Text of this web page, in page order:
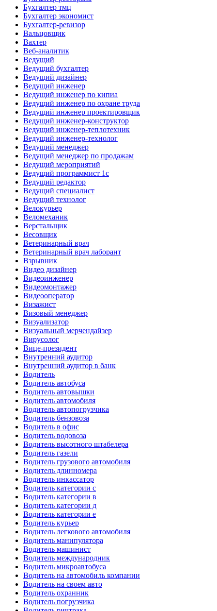
Бухгалтер тмц
Бухгалтер экономист
Бухгалтер-ревизор
Вальцовщик
Вахтер
Веб-аналитик
Ведущий
Ведущий бухгалтер
Ведущий дизайнер
Ведущий инженер
Ведущий инженер по кипиа
Ведущий инженер по охране труда
Ведущий инженер проектировщик
Ведущий инженер-конструктор
Ведущий инженер-теплотехник
Ведущий инженер-технолог
Ведущий менеджер
Ведущий менеджер по продажам
Ведущий мероприятий
Ведущий программист 1с
Ведущий редактор
Ведущий специалист
Ведущий технолог
Велокурьер
Веломеханик
Верстальщик
Весовщик
Ветеринарный врач
Ветеринарный врач лаборант
Взрывник
Видео дизайнер
Видеоинженер
Видеомонтажер
Видеооператор
Визажист
Визовый менеджер
Визуализатор
Визуальный мерчендайзер
Вирусолог
Вице-президент
Внутренний аудитор
Внутренний аудитор в банк
Водитель
Водитель автобуса
Водитель автовышки
Водитель автомобиля
Водитель автопогрузчика
Водитель бензовоза
Водитель в офис
Водитель водовоза
Водитель высотного штабелера
Водитель газели
Водитель грузового автомобиля
Водитель длинномера
Водитель инкассатор
Водитель категории c
Водитель категории в
Водитель категории д
Водитель категории е
Водитель курьер
Водитель легкового автомобиля
Водитель манипулятора
Водитель машинист
Водитель международник
Водитель микроавтобуса
Водитель на автомобиль компании
Водитель на своем авто
Водитель охранник
Водитель погрузчика